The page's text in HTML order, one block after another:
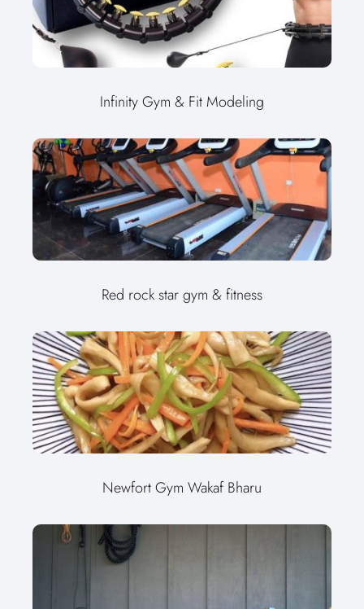
Infinity Gym & Fit Modeling
Red rock star gym & fitness
Newfort Gym Wakaf Bharu